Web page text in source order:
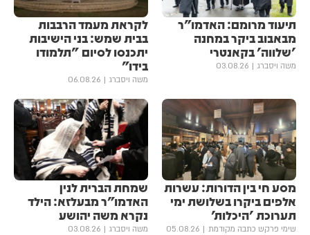
תיעוד מרומם: האדמו"ר
מבאבוב ביקר במחנה
'שלווה' בקאנטרי
משה ויסברג 03.08.26
לקראת מעמד הרבבות
בבית שמש: בני הישיבות
יתכנסו לסיום "תלמודו
בידו"
משה ויסברג 06.08.26
מסע חי בין הדורות: עשרות
אלפים ביקרו בשלושת ימי
תערוכת 'היכלות'
שימי פרקש כתבה מקודמת 05.08.26
שמחת הברית לנין
האדמו"ר מבעלזא: הילד
נקרא משה יהושע
משה ויסברג 03.08.26